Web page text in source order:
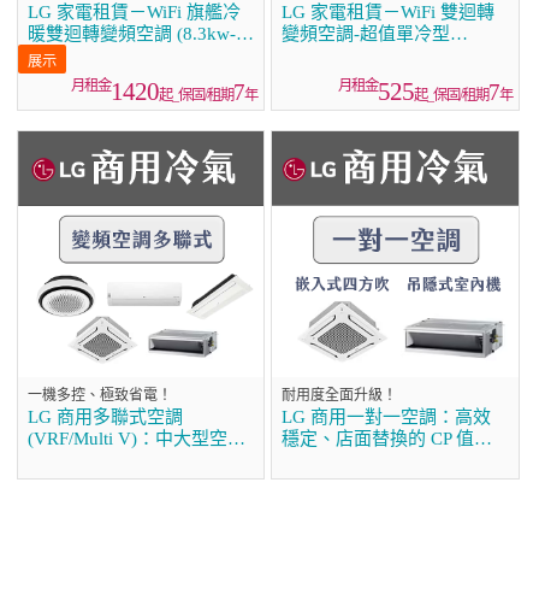
LG 家電租賃－WiFi 旗艦冷
暖雙迴轉變頻空調 (8.3kw-
9.3kw)
1420起_保固/租期7年
LG 家電租賃－WiFi 雙迴轉
變頻空調-超值單冷型
525起_保固/租期7年
一機多控、極致省電！
LG 商用多聯式空調
(VRF/Multi V)：中大型空間
耐用度全面升級！
LG 商用一對一空調：高效
穩定、店面替換的 CP 值首